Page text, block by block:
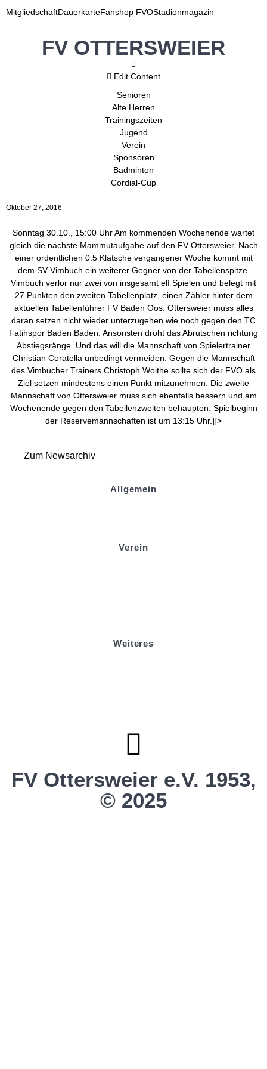
MitgliedschaftDauerkarteFanshop FVOStadionmagazin
FV OTTERSWEIER
Edit Content
Senioren
Alte Herren
Trainingszeiten
Jugend
Verein
Sponsoren
Badminton
Cordial-Cup
Oktober 27, 2016
Sonntag 30.10., 15:00 Uhr Am kommenden Wochenende wartet
gleich die nächste Mammutaufgabe auf den FV Ottersweier. Nach
einer ordentlichen 0:5 Klatsche vergangener Woche kommt mit
dem SV Vimbuch ein weiterer Gegner von der Tabellenspitze.
Vimbuch verlor nur zwei von insgesamt elf Spielen und belegt mit
27 Punkten den zweiten Tabellenplatz, einen Zähler hinter dem
aktuellen Tabellenführer FV Baden Oos. Ottersweier muss alles
daran setzen nicht wieder unterzugehen wie noch gegen den TC
Fatihspor Baden Baden. Ansonsten droht das Abrutschen richtung
Abstiegsränge. Und das will die Mannschaft von Spielertrainer
Christian Coratella unbedingt vermeiden. Gegen die Mannschaft
des Vimbucher Trainers Christoph Woithe sollte sich der FVO als
Ziel setzen mindestens einen Punkt mitzunehmen. Die zweite
Mannschaft von Ottersweier muss sich ebenfalls bessern und am
Wochenende gegen den Tabellenzweiten behaupten. Spielbeginn
der Reservemannschaften ist um 13:15 Uhr.]]>
Zum Newsarchiv
Allgemein
Verein
Weiteres
FV Ottersweier e.V. 1953,
© 2025